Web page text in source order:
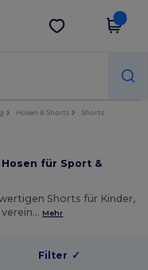
App holen
Hosen & Shorts
Shorts
für Sport &
Shorts für Kinder,
Mehr
Filter ✓